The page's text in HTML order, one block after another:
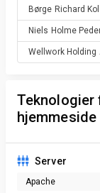
Børge Richard
Niels Holme
Wellwork Holding
Teknologier
hjemmeside
Server
Apache